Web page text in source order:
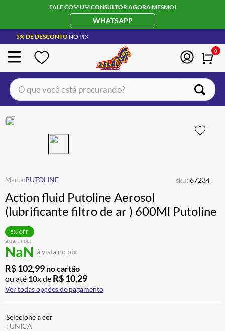
FALE COM UM CONSULTOR AGORA MESMO!
WHATSAPP
5% DE DESCONTO NO PIX
0
O que você está procurando?
PUTOLINE sku: 67234
Action fluid Putoline Aerosol
(lubrificante filtro de ar ) 600Ml Putoline
a partir de:
NaN à vista no pix
5% OFF
R$102,99 no cartão
ou até 10x de R$10,29
Ver todas opções de pagamento
: UNICA
BOTA
4º ÓCULOS SOLAR
5º LUVA
6º ALPINESTAR
7º
8 º CALÇA
9º AIROH
10º BOTAS